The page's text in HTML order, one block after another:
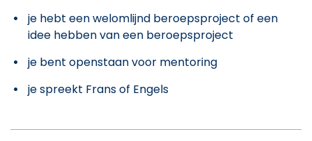
je hebt een welomlijnd beroepsproject of een
idee hebben van een beroepsproject
je bent openstaan voor mentoring
je spreekt Frans of Engels